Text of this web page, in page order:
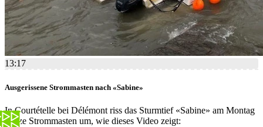
13:17
Ausgerissene Strommasten nach «Sabine»
In Courtételle bei Délémont riss das Sturmtief «Sabine» am Montag
ganze Strommasten um, wie dieses Video zeigt: